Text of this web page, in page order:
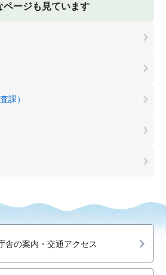
ページも見ています
課）
舎の案内・交通アクセス